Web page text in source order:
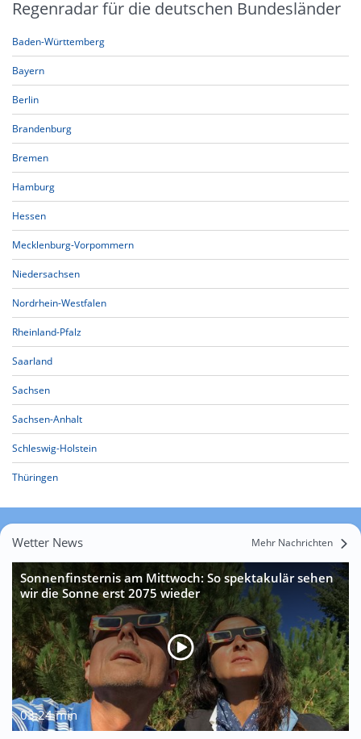
Regenradar für die deutschen Bundesländer
Baden-Württemberg
Bayern
Berlin
Brandenburg
Bremen
Hamburg
Hessen
Mecklenburg-Vorpommern
Niedersachsen
Nordrhein-Westfalen
Rheinland-Pfalz
Saarland
Sachsen
Sachsen-Anhalt
Schleswig-Holstein
Thüringen
Wetter News Mehr Nachrichten
Sonnenfinsternis am Mittwoch: So spektakulär sehen
wir die Sonne erst 2075 wieder
03:24 min